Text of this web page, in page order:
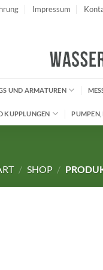
Impressum
UND ARMATUREN
KUPPLUNGEN PUMPEN,
/ SHOP /